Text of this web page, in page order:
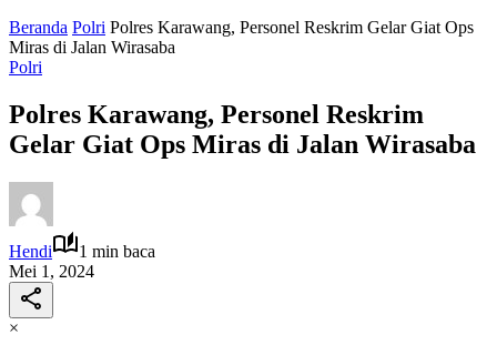
Beranda Polri Polres Karawang, Personel Reskrim Gelar Giat Ops
Miras di Jalan Wirasaba
Polri
Polres Karawang, Personel Reskrim
Gelar Giat Ops Miras di Jalan Wirasaba
Hendi
1 min baca
Mei 1, 2024
×